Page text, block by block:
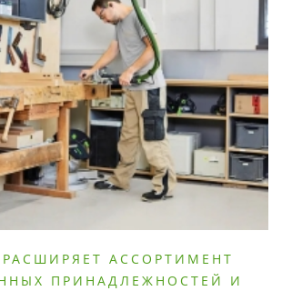
РАСШИРЯЕТ АССОРТИМЕНТ
ПРИНАДЛЕЖНОСТЕЙ И